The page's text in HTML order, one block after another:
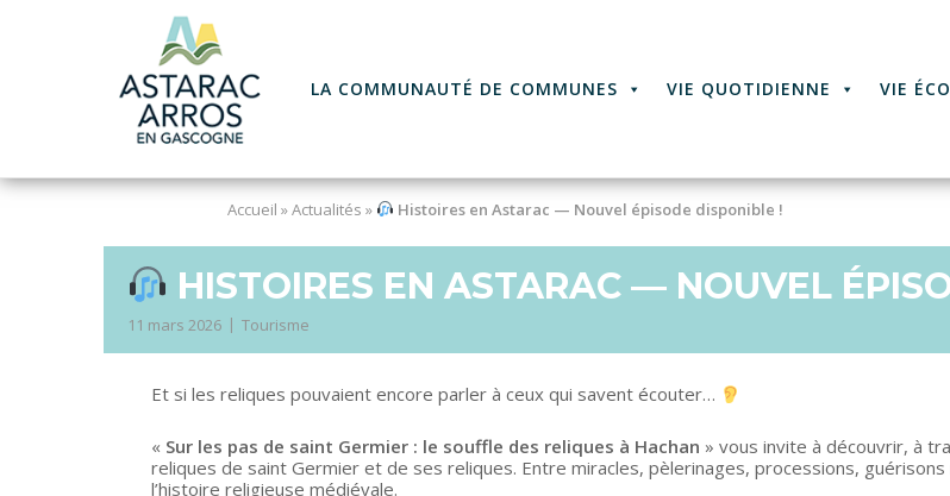
LA COMMUNAUTÉ DE COMMUNES VIE QUOTIDIENNE VIE
Accueil »Actualités » Histoires en Astarac — Nouvel épisode disponible !
HISTOIRES EN ASTARAC — NOUVEL
11 mars 2026 Tourisme
Et si les reliques pouvaient encore parler à ceux qui savent écouter…
« Sur les pas de saint Germier : le souffle des reliques à Hachan » vous invite à découvrir, à
reliques de saint Germier et de ses reliques. Entre miracles, pèlerinages, processions,
l’histoire religieuse médiévale.